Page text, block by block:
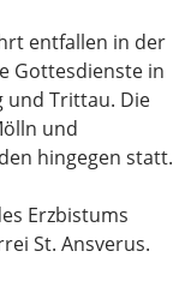
entfallen in der
Gottesdienste in
und Trittau. Die
und
hingegen statt.
Erzbistums
St. Ansverus.